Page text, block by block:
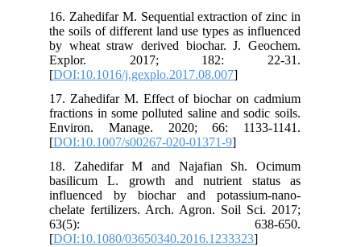
16. Zahedifar M. Sequential extraction of zinc in
the soils of different land use types as influenced
by wheat straw derived biochar. J. Geochem.
Explor. 2017; 182: 22-31.
[DOI:10.1016/j.gexplo.2017.08.007
17. Zahedifar M. Effect of biochar on cadmium
fractions in some polluted saline and sodic soils.
Environ. Manage. 2020; 66: 1133-1141.
[DOI:10.1007/s00267-020-01371-9
18. Zahedifar M and Najafian Sh. Ocimum
basilicum L. growth and nutrient status as
influenced by biochar and potassium-nano-
chelate fertilizers. Arch. Agron. Soil Sci. 2017;
63(5): 638-650.
[DOI:10.1080/03650340.2016.1233323